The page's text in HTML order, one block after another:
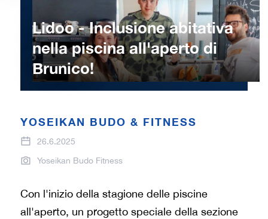
Lidoo - Inclusione abitativa
nella piscina all'aperto di
Brunico!
YOSEIKAN BUDO & FITNESS
26.6.2025
Yoseikan Budo Fitness
Con l'inizio della stagione delle piscine
all'aperto, un progetto speciale della sezione